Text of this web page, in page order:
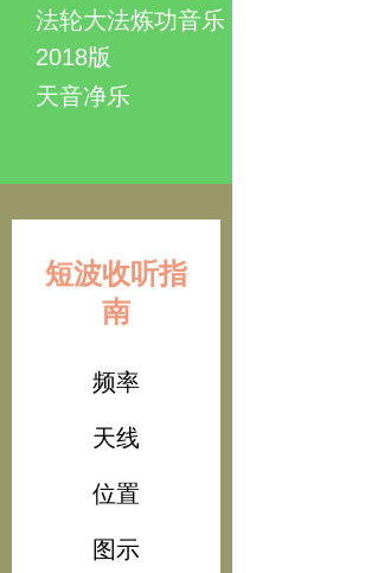
法轮大法炼功音乐
2018版
天音净乐
短波收听指
南
频率
天线
位置
图示